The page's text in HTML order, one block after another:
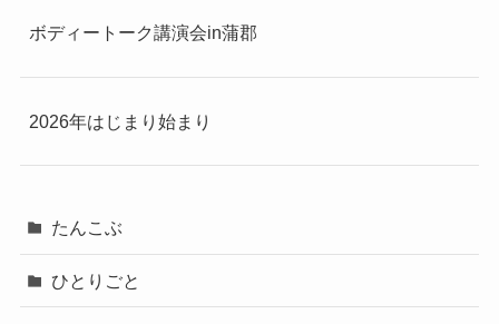
ボディートーク講演会in蒲郡
2026年はじまり始まり
たんこぶ
ひとりごと